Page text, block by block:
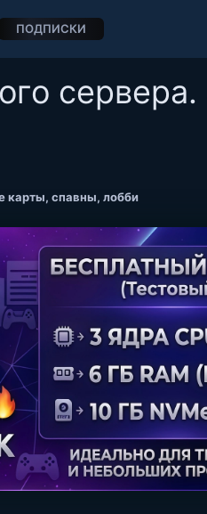
ПОДПИСКИ
сервера.
карты, спавны, лобби